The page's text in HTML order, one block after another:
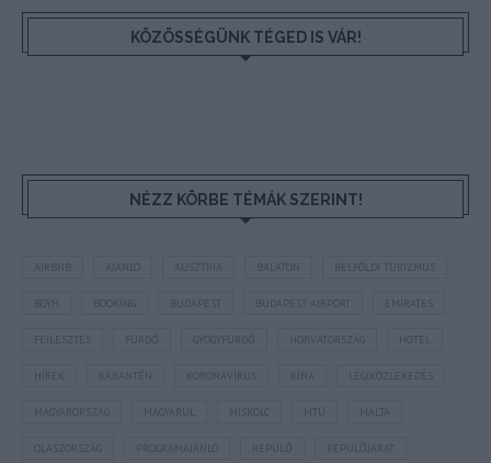
KÖZÖSSÉGÜNK TÉGED IS VÁR!
NÉZZ KÖRBE TÉMÁK SZERINT!
AUSZTRIA BALATON BELFÖLDI TURIZMUS
BUDAPEST BUDAPEST AIRPORT EMIRATES
FEJLESZTÉS HORVÁTORSZÁG HOTEL
KARANTÉN LÉGIKÖZLEKEDÉS
MAGYARORSZÁG MTÜ MÁLTA
OLASZORSZÁG REPÜLŐJÁRAT